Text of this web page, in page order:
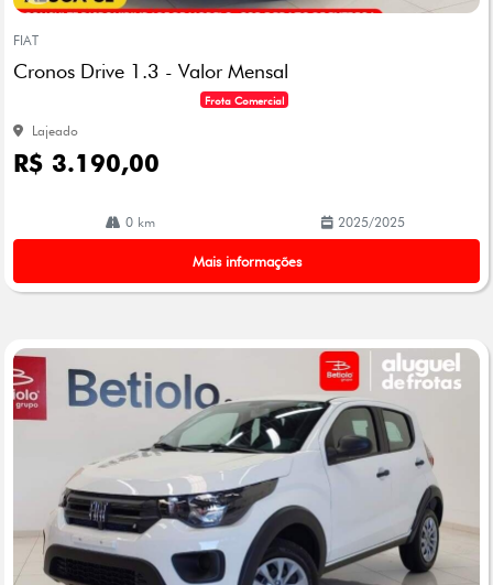
Co
arti
lhe
FIAT
Cronos Drive 1.3 - Valor Mensal
Frota Comercial
Lajeado
R$ 3.190,00
0 km 2025/2025
Mais informações